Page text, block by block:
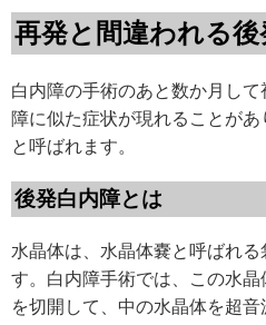
再発と間違われる後
白内障の手術のあと数か月し
障に似た症状が現れることが
と呼ばれます。
後発白内障とは
水晶体は、水晶体嚢と呼ばれ
す。白内障手術では、この水
を切開して、中の水晶体を超